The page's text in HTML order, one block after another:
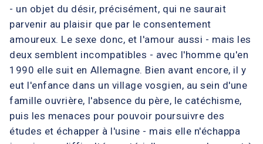
- un objet du désir, précisément, qui ne saurait
parvenir au plaisir que par le consentement
amoureux. Le sexe donc, et l'amour aussi - mais les
deux semblent incompatibles - avec l'homme qu'en
1990 elle suit en Allemagne. Bien avant encore, il y
eut l'enfance dans un village vosgien, au sein d'une
famille ouvrière, l'absence du père, le catéchisme,
puis les menaces pour pouvoir poursuivre des
études et échapper à l'usine - mais elle n'échappa